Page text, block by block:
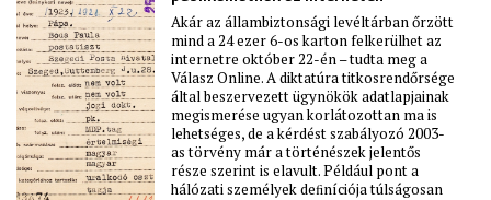
Akár az állambiztonsági levéltárban őrzött
mind a 24 ezer 6-os karton felkerülhet az
internetre október 22-én – tudta meg a
Válasz Online. A diktatúra titkosrendőrsége
által beszervezett ügynökök adatlapjainak
megismerése ugyan korlátozottan ma is
lehetséges, de a kérdést szabályozó 2003-
as törvény már a történészek jelentős
része szerint is elavult. Például pont a
hálózati személyek deﬁníciója túlságosan